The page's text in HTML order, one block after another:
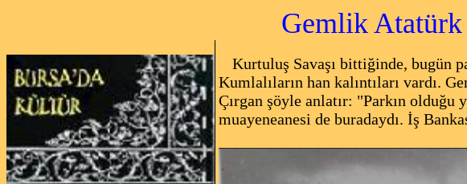
Gemlik Atatürk
Kurtuluş Savaşı bittiğinde, bugün
Kumlalıların han kalıntıları vardı.
Çırgan şöyle anlatır: "Parkın olduğu
muayeneanesi de buradaydı. İş